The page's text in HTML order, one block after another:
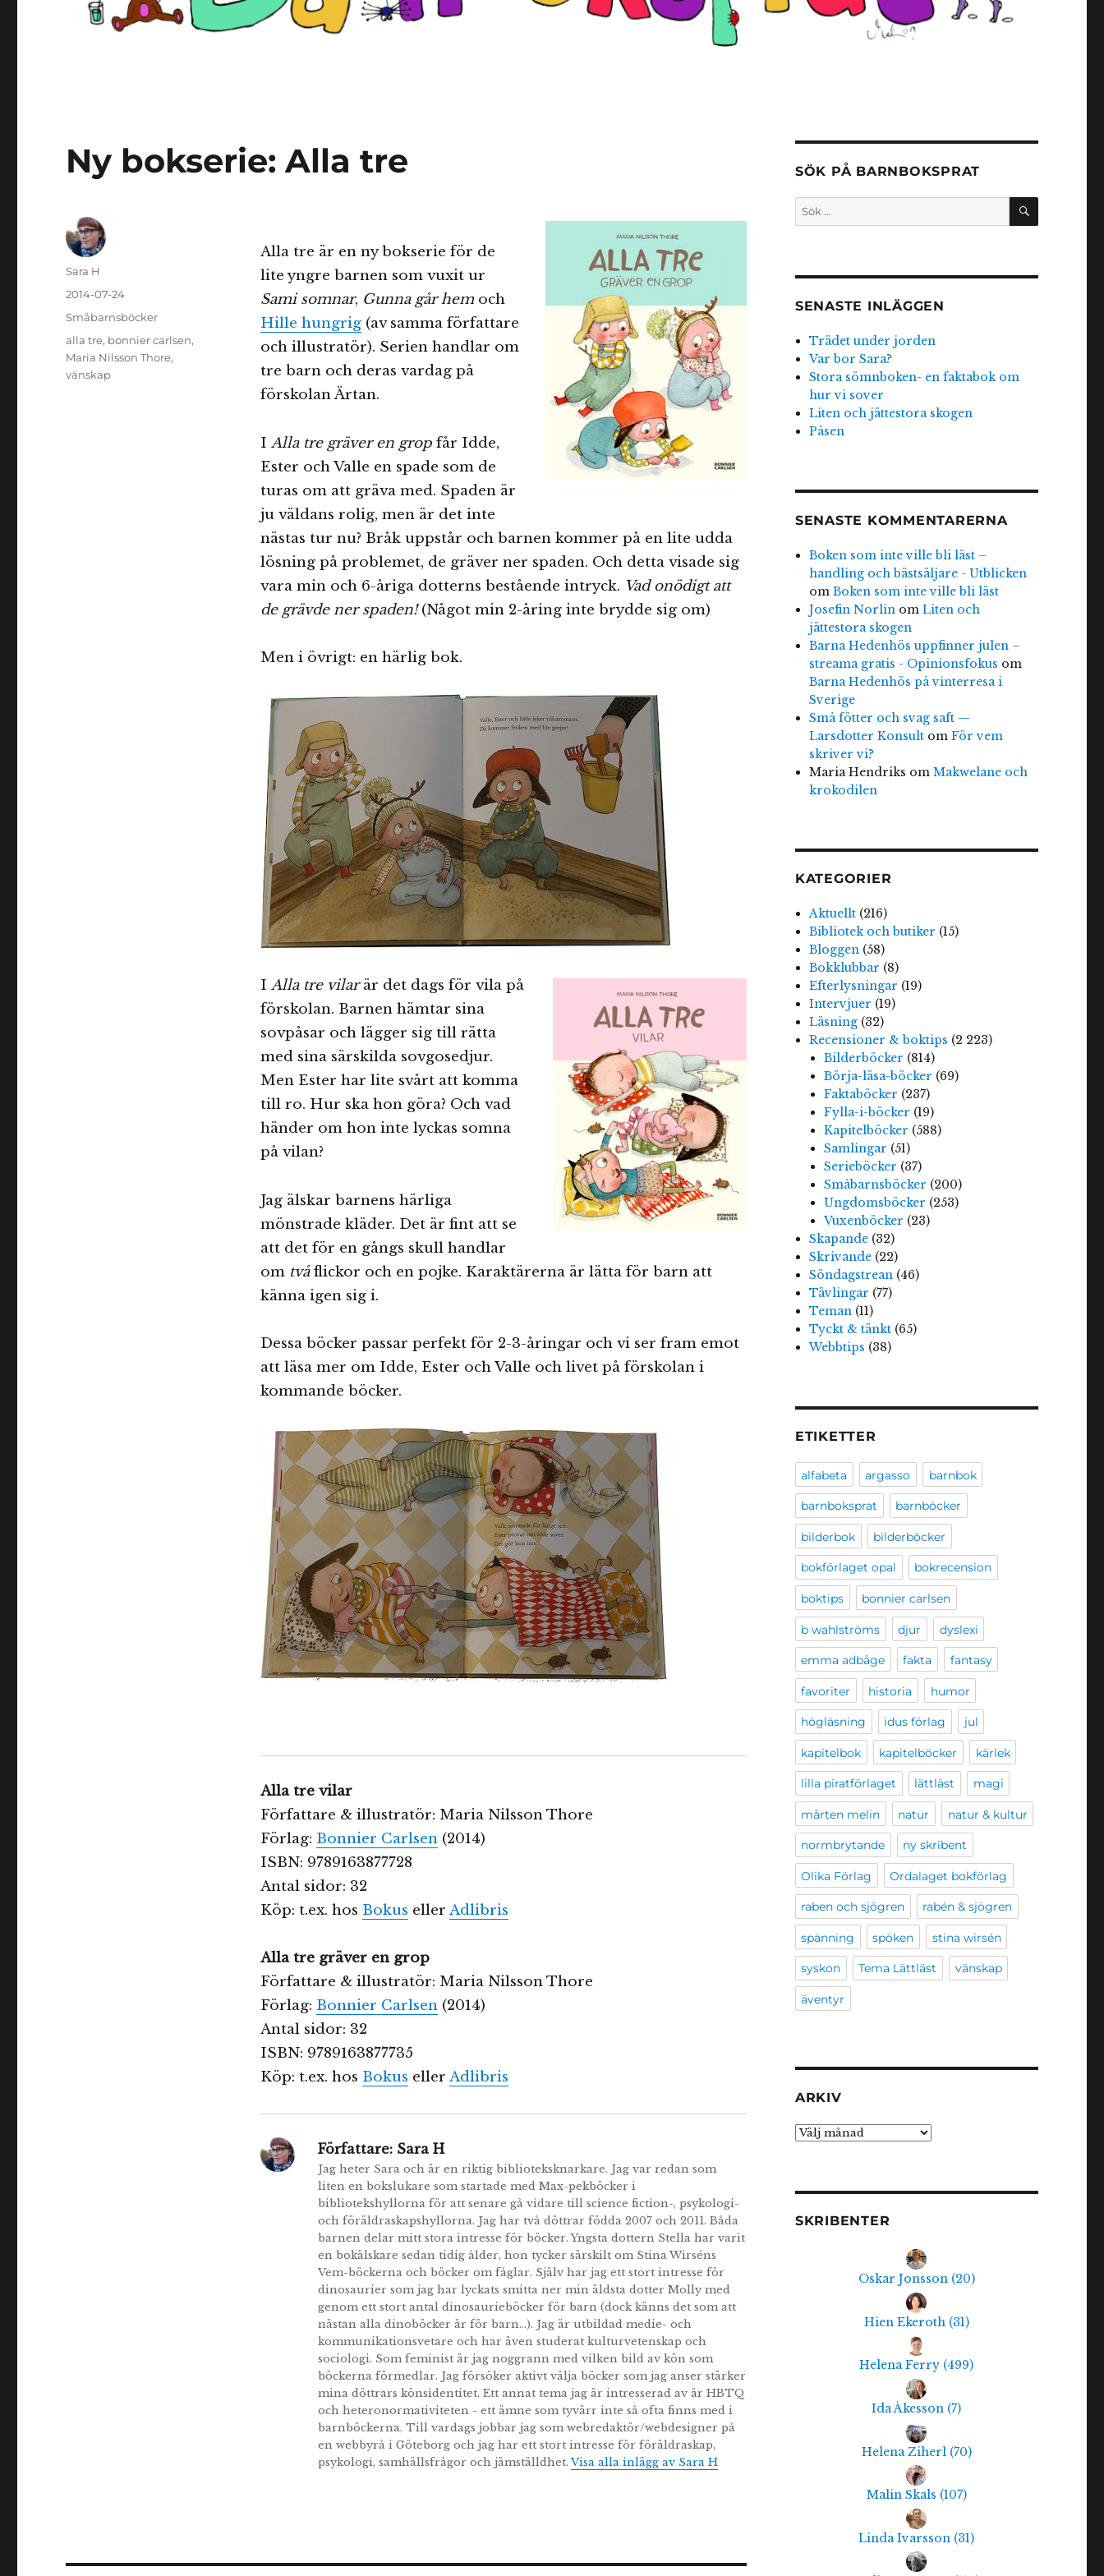
Ny bokserie: Alla tre
Alla tre är en ny bokserie för de
lite yngre barnen som vuxit ur
Sami somnar, Gunna går hemoch
Hille hungrig(av samma författare
och illustratör). Serien handlar om
tre barn och deras vardag på
förskolan Ärtan.
I Alla tre gräver en gropfår Idde,
Ester och Valle en spade som de
turas om att gräva med. Spaden är
ju väldans rolig, men är det inte
nästas tur nu? Bråk uppstår och barnen kommer på en lite udda
lösning på problemet, de gräver ner spaden. Och detta visade sig
vara min och 6-åriga dotterns bestående intryck. Vad onödigt att
de grävde ner spaden!(Något min 2-åring inte brydde sig om)
Men i övrigt: en härlig bok.
I Alla tre vilarär det dags för vila på
förskolan. Barnen hämtar sina
sovpåsar och lägger sig till rätta
med sina särskilda sovgosedjur.
Men Ester har lite svårt att komma
till ro. Hur ska hon göra? Och vad
händer om hon inte lyckas somna
på vilan?
Jag älskar barnens härliga
mönstrade kläder. Det är fint att se
att det för en gångs skull handlar
om tvåflickor och en pojke. Karaktärerna är lätta för barn att
känna igen sig i.
Dessa böcker passar perfekt för 2-3-åringar och vi ser fram emot
att läsa mer om Idde, Ester och Valle och livet på förskolan i
kommande böcker.
Alla tre vilar
Författare & illustratör: Maria Nilsson Thore
Förlag: Bonnier Carlsen(2014)
ISBN: 9789163877728
Antal sidor: 32
Köp: t.ex. hos Bokus eller Adlibris
Alla tre gräver en grop
Författare & illustratör: Maria Nilsson Thore
Förlag: Bonnier Carlsen(2014)
Antal sidor: 32
ISBN: 9789163877735
Köp: t.ex. hos Bokus eller Adlibris
Författare:Sara H
Jag heter Sara och är en riktig biblioteksknarkare. Jag var redan som
liten en bokslukare som startade med Max-pekböcker i
bibliotekshyllorna för att senare gå vidare till science fiction-, psykologi-
och föräldraskapshyllorna. Jag har två döttrar födda 2007 och 2011. Båda
barnen delar mitt stora intresse för böcker. Yngsta dottern Stella har varit
en bokälskare sedan tidig ålder, hon tycker särskilt om Stina Wirséns
Vem-böckerna och böcker om fåglar. Själv har jag ett stort intresse för
dinosaurier som jag har lyckats smitta ner min äldsta dotter Molly med
genom ett stort antal dinosaurieböcker för barn (dock känns det som att
nästan alla dinoböcker är för barn...). Jag är utbildad medie- och
kommunikationsvetare och har även studerat kulturvetenskap och
sociologi. Som feminist är jag noggrann med vilken bild av kön som
böckerna förmedlar. Jag försöker aktivt välja böcker som jag anser stärker
mina döttrars könsidentitet. Ett annat tema jag är intresserad av är HBTQ
och heteronormativiteten - ett ämne som tyvärr inte så ofta finns med i
barnböckerna. Till vardags jobbar jag som webredaktör/webdesigner på
en webbyrå i Göteborg och jag har ett stort intresse för föräldraskap,
psykologi, samhällsfrågor och jämställdhet.Visa alla inlägg av Sara H
Författare
Sara H
Publicerat
den
2014-07-24
Kategorier
Småbarnsböcker
Etiketter
alla tre, bonnier carlsen,
Maria Nilsson Thore,
vänskap
SÖK PÅ BARNBOKSPRAT
Sök
efter:
SÖK
SENASTE INLÄGGEN
Trädet under jorden
Var bor Sara?
Stora sömnboken- en faktabok om
hur vi sover
Liten och jättestora skogen
Påsen
SENASTE KOMMENTARERNA
Boken som inte ville bli läst –
handling och bästsäljare - Utblicken
omBoken som inte ville bli läst
Josefin Norlin omLiten och
jättestora skogen
Barna Hedenhös uppfinner julen –
streama gratis - Opinionsfokus om
Barna Hedenhös på vinterresa i
Sverige
Små fötter och svag saft —
Larsdotter Konsult omFör vem
skriver vi?
Maria Hendriks omMakwelane och
krokodilen
KATEGORIER
Aktuellt (216)
Bibliotek och butiker (15)
Bloggen (58)
Bokklubbar (8)
Efterlysningar (19)
Intervjuer (19)
Läsning (32)
Recensioner & boktips (2 223)
Bilderböcker (814)
Börja-läsa-böcker (69)
Faktaböcker (237)
Fylla-i-böcker (19)
Kapitelböcker (588)
Samlingar (51)
Serieböcker (37)
Småbarnsböcker (200)
Ungdomsböcker (253)
Vuxenböcker (23)
Skapande (32)
Skrivande (22)
Söndagstrean (46)
Tävlingar (77)
Teman (11)
Tyckt & tänkt (65)
Webbtips (38)
ETIKETTER
alfabeta argasso barnbok
barnboksprat barnböcker
bilderbok bilderböcker
bokförlaget opal bokrecension
boktips bonnier carlsen
b wahlströms djur dyslexi
emma adbåge fakta fantasy
favoriter historia humor
högläsning idus förlag jul
kapitelbok kapitelböcker kärlek
lilla piratförlaget lättläst magi
mårten melin natur natur & kultur
normbrytande ny skribent
Olika Förlag Ordalaget bokförlag
raben och sjögren rabén & sjögren
spänning spöken stina wirsén
syskon Tema Lättläst vänskap
äventyr
ARKIV
Arkiv
SKRIBENTER
Oskar Jonsson (20)
Hien Ekeroth (31)
Helena Ferry (499)
Ida Åkesson (7)
Helena Ziherl (70)
Malin Skals (107)
Linda Ivarsson (31)